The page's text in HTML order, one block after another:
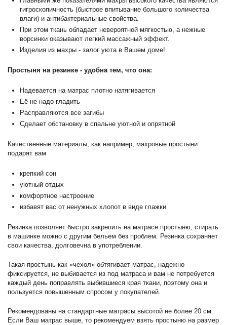
гигроскопичность (быстрое впитывание большого количества
влаги) и антибактериальные свойства.
При этом ткань обладает невероятной мягкостью, а нежные
ворсинки оказывают легкий массажный эффект.
Изделия из махры - залог уюта в Вашем доме!
Простыня на резинке - удобна тем, что она:
Надевается на матрас плотно натягивается
Её не надо гладить
Расправляются все загибы
Сделает обстановку в спальне уютной и опрятной
Качественные материалы, как например, махровые простыни
подарят вам
крепкий сон
уютный отдых
комфортное настроение
избавят вас от ненужных хлопот в виде глажки
Резинка позволяет быстро закрепить на матрасе простыню, стирать
в машинке можно с другим бельем без проблем. Резинка сохраняет
свои качества, долговечна в употреблении.
Такая простынь как «чехол» обтягивает матрас, надежно
фиксируется, не выбивается из под матраса и вам не потребуется
каждый день поправлять выбившиеся края ткани, поэтому она и
пользуется повышенным спросом у покупателей.
Рекомендованы на стандартные матрасы высотой не более 20 см.
Если Ваш матрас выше, то рекомендуем взять простыню на размер